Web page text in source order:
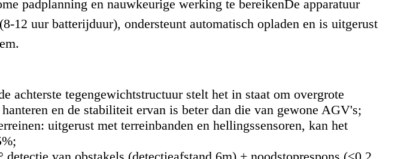
padplanning en nauwkeurige werking te bereikenDe apparatuur
12 uur batterijduur), ondersteunt automatisch opladen en is uitgerust
achterste tegengewichtstructuur stelt het in staat om overgrote
en de stabiliteit ervan is beter dan die van gewone AGV's;
uitgerust met terreinbanden en hellingssensoren, kan het